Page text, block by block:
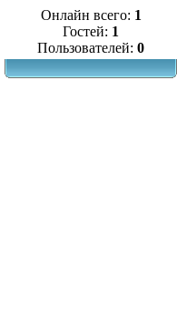
Онлайн всего: 1
Гостей: 1
Пользователей: 0